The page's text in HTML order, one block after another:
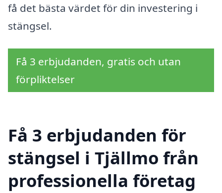
få det bästa värdet för din investering i
stängsel.
Få 3 erbjudanden, gratis och utan
förpliktelser
Få 3 erbjudanden för
stängsel i Tjällmo från
professionella företag